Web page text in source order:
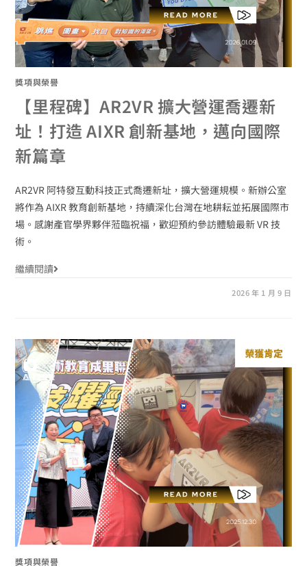
獎項與榮譽
【里程碑】AR2VR 擴大營運喬遷新
址！打造 AIXR 創新基地，邁向國際
新篇章
AR2VR 阿特發互動科技正式喬遷新址，擴大營運規模。新辦公室
將作為 AIXR 教育創新基地，持續深化台灣在地耕耘並拓展國際市
場。感謝產官學界夥伴蒞臨祝福，歡迎預約參訪體驗最新 VR 技
術。
繼續閱讀
2026 年 1 月 9 日
獎項與榮譽